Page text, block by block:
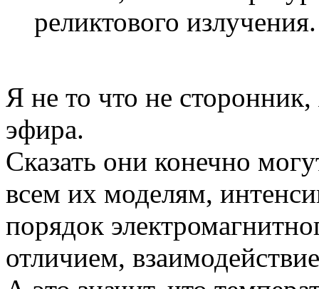
реликтового
Я не то что не
эфира.
Сказать они конечно
всем их моделям,
порядок
отличием,